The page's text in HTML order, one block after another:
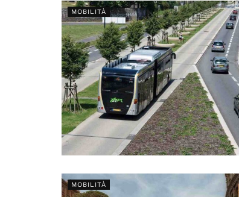
MOBILITÀ
MOBILITÀ